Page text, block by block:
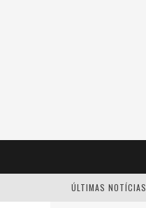
ÚLTIMAS NOTÍCIAS